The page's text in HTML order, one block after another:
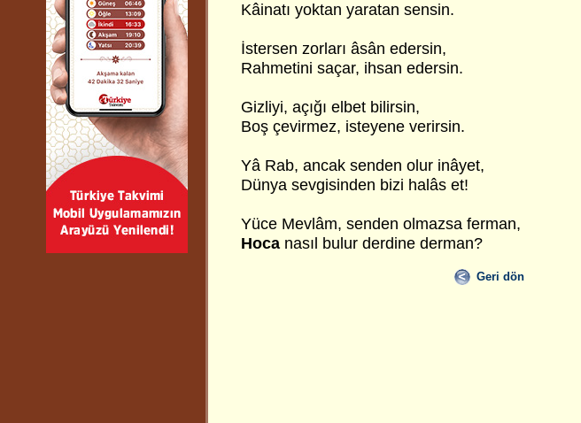
Kâinatı yoktan yaratan sensin.
İstersen zorları âsân edersin,
Rahmetini saçar, ihsan edersin.
Gizliyi, açığı elbet bilirsin,
Boş çevirmez, isteyene verirsin.
Yâ Rab, ancak senden olur inâyet,
Dünya sevgisinden bizi halâs et!
Yüce Mevlâm, senden olmazsa ferman,
Hoca nasıl bulur derdine derman?
Geri dön